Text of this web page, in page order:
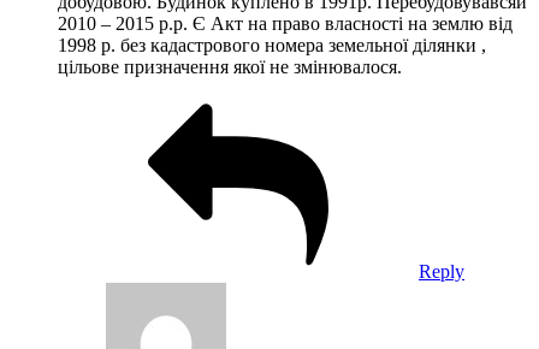
2010 – 2015 р.р. Є Акт на право власності на землю від
1998 р. без кадастрового номера земельної ділянки ,
цільове призначення якої не змінювалося.
Reply